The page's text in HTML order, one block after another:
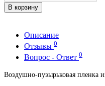
В корзину
Описание
Отзывы 0
Вопрос - Ответ 0
Воздушно-пузырьковая пленка